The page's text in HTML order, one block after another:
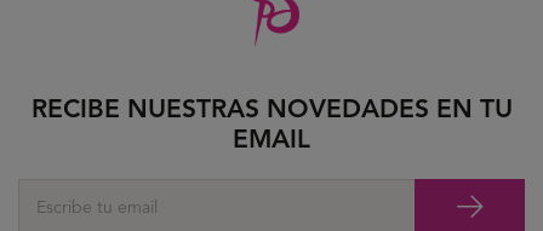
RECIBE NUESTRAS NOVEDADES EN TU
EMAIL